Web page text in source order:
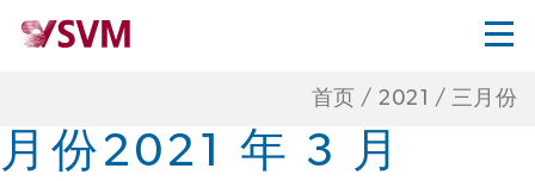
首页 / 2021 / 三月份
月份2021 年 3 月